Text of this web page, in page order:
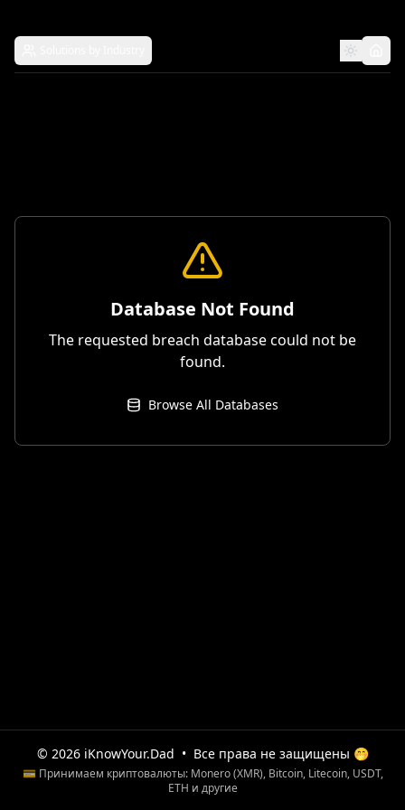
Database Not Found
The requested breach database could not be
found.
Browse All Databases
© 2026 iKnowYour.Dad • Все права не защищены 🤭
💳 Принимаем криптовалюты: Monero (XMR), Bitcoin, Litecoin, USDT,
ETH и другие